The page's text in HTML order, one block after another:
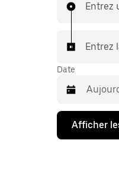
Entrez
Entrez
Date
Appuyez
la
Afficher